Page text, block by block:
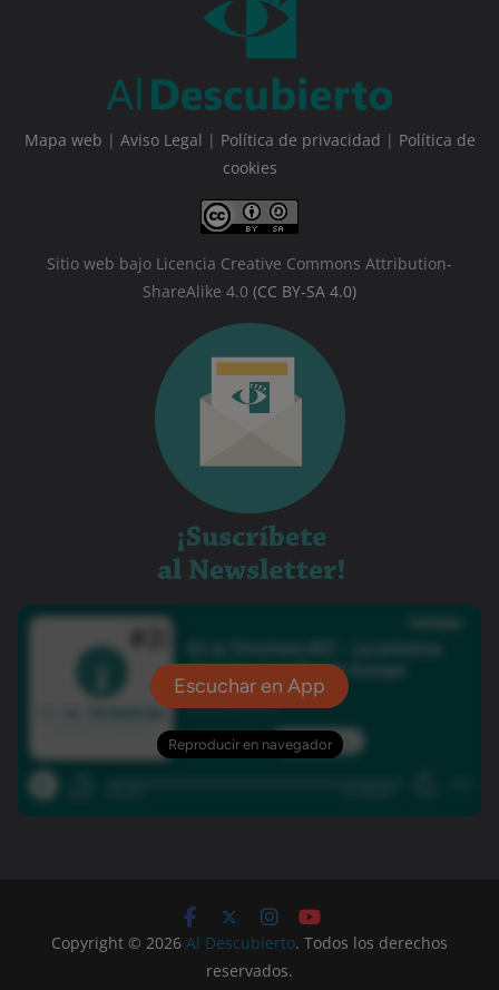
Mapa web | Aviso Legal | Política de privacidad | Política de
cookies
Sitio web bajo Licencia Creative Commons Attribution-
ShareAlike 4.0 (CC BY-SA 4.0)
Copyright © 2026 Al Descubierto. Todos los derechos
reservados.